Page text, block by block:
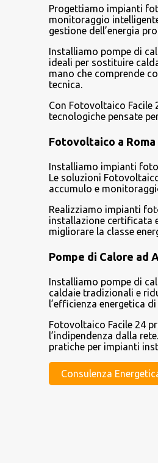
Progettiamo impianti
monitoraggio
gestione dell’energia
Installiamo pompe di
ideali per sostituire
mano che comprende
tecnica.
Con Fotovoltaico Facile
tecnologiche pensate
Fotovoltaico a Roma
Installiamo impianti
Le soluzioni
accumulo e
Realizziamo impianti
installazione certificata
migliorare la classe
Pompe di Calore ad
Installiamo pompe di
caldaie tradizionali e
l’efficienza energetica
Fotovoltaico Facile 24
l’indipendenza dalla
pratiche per impianti
Consulenza